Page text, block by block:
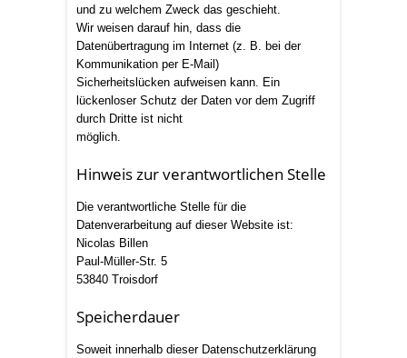
und zu welchem Zweck das geschieht.
Wir weisen darauf hin, dass die
Datenübertragung im Internet (z. B. bei der
Kommunikation per E-Mail)
Sicherheitslücken aufweisen kann. Ein
lückenloser Schutz der Daten vor dem Zugriff
durch Dritte ist nicht
möglich.
Hinweis zur verantwortlichen Stelle
Die verantwortliche Stelle für die
Datenverarbeitung auf dieser Website ist:
Nicolas Billen
Paul-Müller-Str. 5
53840 Troisdorf
Speicherdauer
Soweit innerhalb dieser Datenschutzerklärung